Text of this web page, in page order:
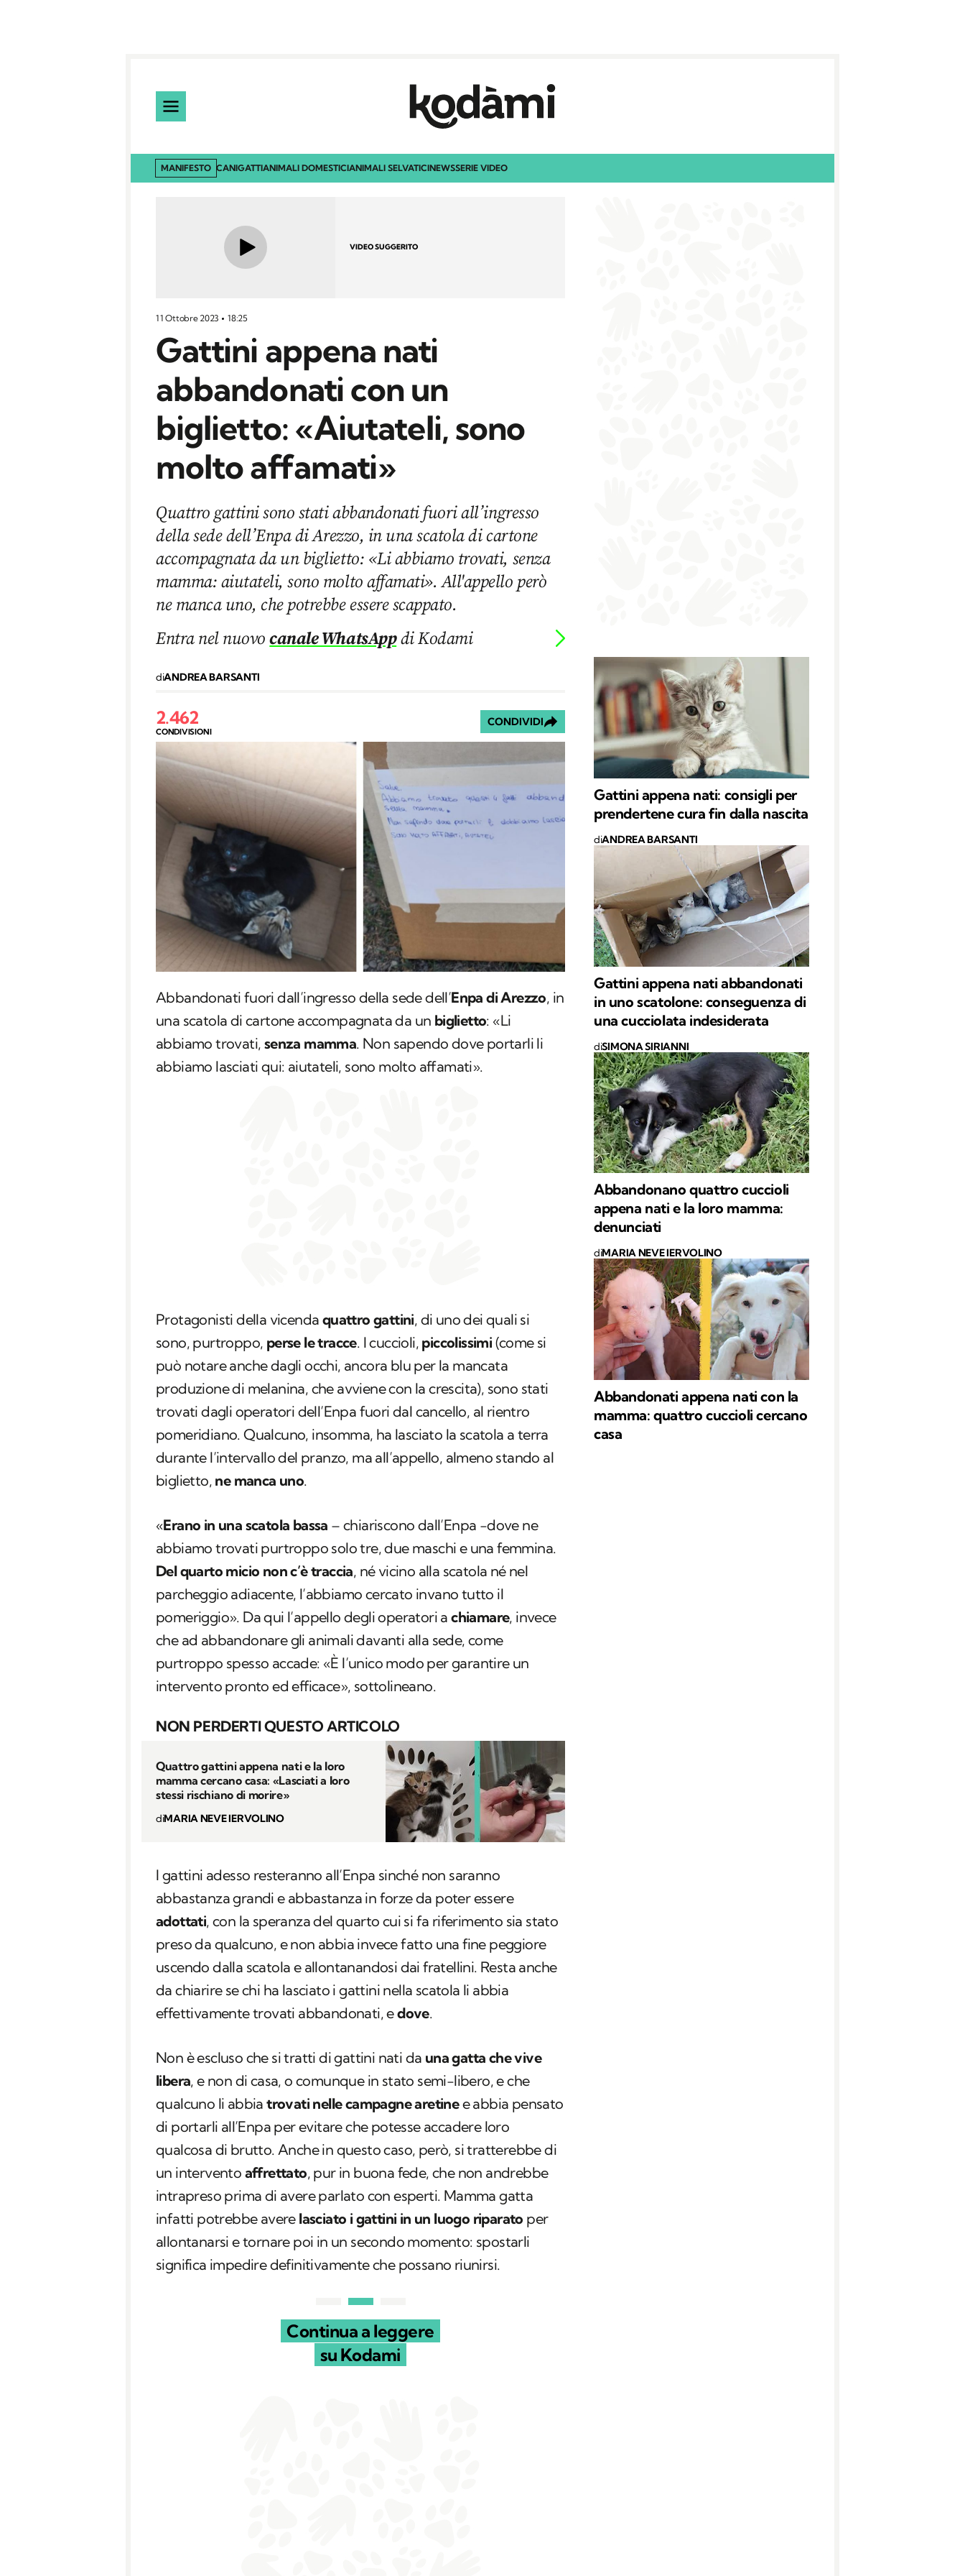
MANIFESTO CANIGATTIANIMALI DOMESTICIANIMALI SELVATICINEWSSERIE VIDEO
VIDEO SUGGERITO
11 Ottobre 2023 18:25
Gattini appena nati
abbandonati con un
biglietto: «Aiutateli, sono
molto affamati»
Quattro gattini sono stati abbandonati fuori all’ingresso
della sede dell’Enpa di Arezzo, in una scatola di cartone
accompagnata da un biglietto: «Li abbiamo trovati, senza
mamma: aiutateli, sono molto affamati». All'appello però
ne manca uno, che potrebbe essere scappato.
Entra nel nuovocanale WhatsAppdi Kodami
diANDREA BARSANTI
2.462
CONDIVISIONI
CONDIVIDI
Abbandonati fuori dall’ingresso della sede dell’Enpa di Arezzo, in
una scatola di cartone accompagnata da un biglietto: «Li
abbiamo trovati, senza mamma. Non sapendo dove portarli li
abbiamo lasciati qui: aiutateli, sono molto affamati».
Protagonisti della vicenda quattro gattini, di uno dei quali si
sono, purtroppo, perse le tracce. I cuccioli, piccolissimi (come si
può notare anche dagli occhi, ancora blu per la mancata
produzione di melanina, che avviene con la crescita), sono stati
trovati dagli operatori dell’Enpa fuori dal cancello, al rientro
pomeridiano. Qualcuno, insomma, ha lasciato la scatola a terra
durante l’intervallo del pranzo, ma all’appello, almeno stando al
biglietto, ne manca uno.
«Erano in una scatola bassa – chiariscono dall’Enpa -dove ne
abbiamo trovati purtroppo solo tre, due maschi e una femmina.
Del quarto micio non c’è traccia, né vicino alla scatola né nel
parcheggio adiacente, l’abbiamo cercato invano tutto il
pomeriggio». Da qui l’appello degli operatori achiamare, invece
che ad abbandonare gli animali davanti alla sede, come
purtroppo spesso accade: «È l’unico modo per garantire un
intervento pronto ed efficace», sottolineano.
NON PERDERTI QUESTO ARTICOLO
Quattro gattini appena nati e la loro
mamma cercano casa: «Lasciati a loro
stessi rischiano di morire»
diMARIA NEVE IERVOLINO
I gattini adesso resteranno all’Enpa sinché non saranno
abbastanza grandi e abbastanza in forze da poter essere
adottati, con la speranza del quarto cui si fa riferimento sia stato
preso da qualcuno, e non abbia invece fatto una fine peggiore
uscendo dalla scatola e allontanandosi dai fratellini. Resta anche
da chiarire se chi ha lasciato i gattini nella scatola li abbia
effettivamente trovati abbandonati, edove.
Non è escluso che si tratti di gattini nati da una gatta che vive
libera, e non di casa, o comunque in stato semi-libero, e che
qualcuno li abbiatrovati nelle campagne aretinee abbia pensato
di portarli all’Enpa per evitare che potesse accadere loro
qualcosa di brutto. Anche in questo caso, però, si tratterebbe di
un intervento affrettato, pur in buona fede, che non andrebbe
intrapreso prima di avere parlato con esperti. Mamma gatta
infatti potrebbe avere lasciato i gattini in un luogo riparato per
allontanarsi e tornare poi in un secondo momento: spostarli
significa impedire definitivamente che possano riunirsi.
Continua a leggere
su Kodami
Gattini appena nati: consigli per
prendertene cura fin dalla nascita
diANDREA BARSANTI
Gattini appena nati abbandonati
in uno scatolone: conseguenza di
una cucciolata indesiderata
diSIMONA SIRIANNI
Abbandonano quattro cuccioli
appena nati e la loro mamma:
denunciati
diMARIA NEVE IERVOLINO
Abbandonati appena nati con la
mamma: quattro cuccioli cercano
casa